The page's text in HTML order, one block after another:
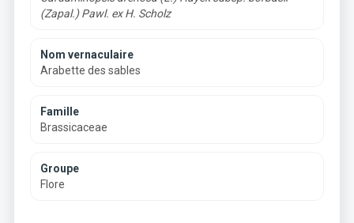
(Zapal.) Pawl. ex H. Scholz
Nom vernaculaire
Arabette des sables
Famille
Brassicaceae
Groupe
Flore